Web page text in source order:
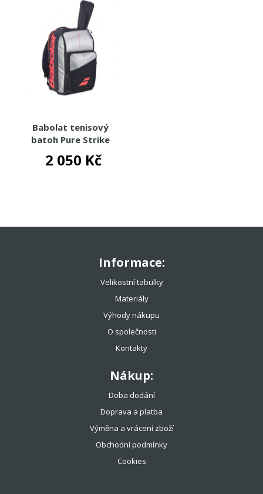
Babolat tenisový
batoh Pure Strike
Backpack Carbon Gray
2025
2 050 Kč
Informace:
Velikostní tabulky
Materiály
Výhody nákupu
O společnosti
Kontakty
Nákup:
Doba dodání
Doprava a platba
Výměna a vrácení zboží
Obchodní podmínky
Cookies